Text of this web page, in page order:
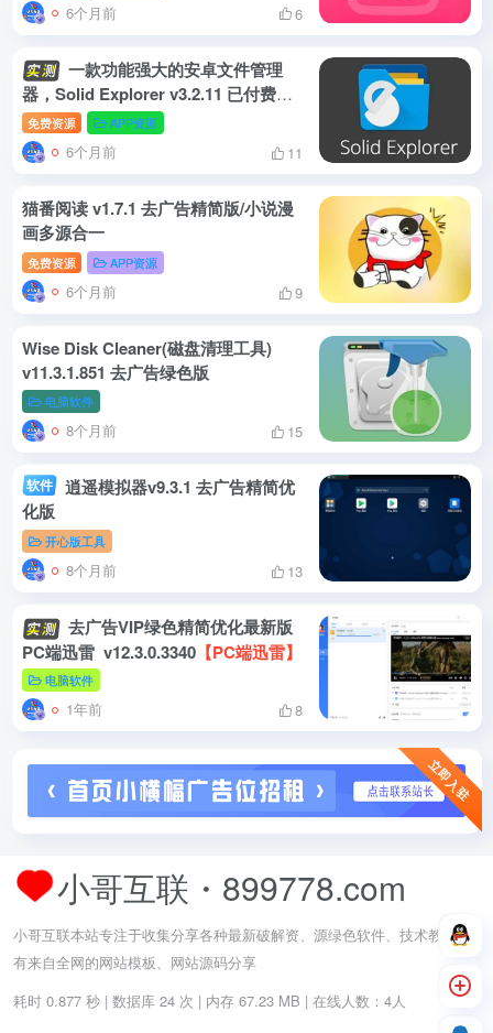
6个月前 6
一款功能强大的安卓文件管理
器，Solid Explorer v3.2.11 已付费高
级版
免费资源 APP资源
6个月前 11
猫番阅读 v1.7.1 去广告精简版/小说漫
画多源合一
免费资源 APP资源
6个月前 9
Wise Disk Cleaner(磁盘清理工具)
v11.3.1.851 去广告绿色版
电脑软件
8个月前 15
软件
逍遥模拟器v9.3.1 去广告精简优
化版
开心版工具
8个月前 13
去广告VIP绿色精简优化最新版
PC端迅雷_v12.3.0.3340 【PC端迅雷】
电脑软件
1年前 8
立即入驻
小哥互联・899778.com
小哥互联本站专注于收集分享各种最新破解资、源绿色软件、技术教程,还
有来自全网的网站模板、网站源码分享
耗时 0.877 秒 | 数据库 24 次 | 内存 67.23 MB | 在线人数：4人